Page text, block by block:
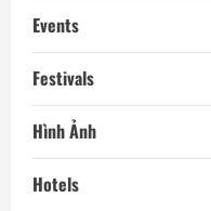
Events
Festivals
Hình Ảnh
Hotels